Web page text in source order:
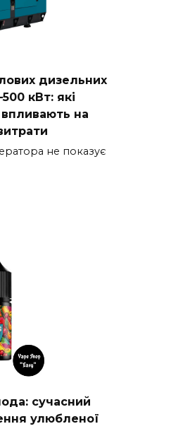
дизельних
кВт: які
на
не показує
сучасний
улюбленої